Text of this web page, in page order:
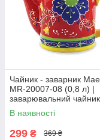
Чайник - заварник
MR-20007-08 (0,8 л) |
заварювальний чайник
Маестро | керамічний
Маестро
В наявності
299 ₴ 369 ₴